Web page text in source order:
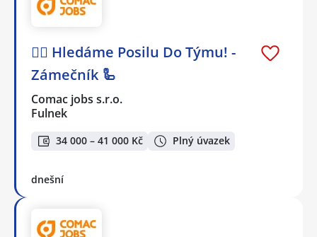
🕵️‍♂️ Hledáme Posilu Do Týmu! -
Zámečník 🦾
Comac jobs s.r.o.
Fulnek
34 000 – 41 000 Kč Plný úvazek
dnešní